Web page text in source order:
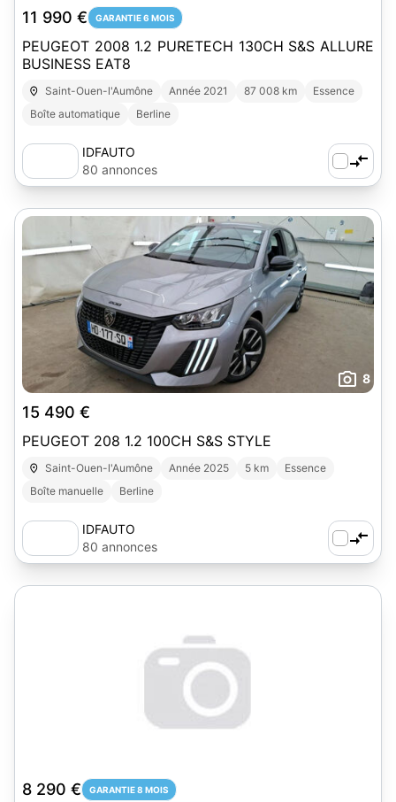
11 990 € GARANTIE 6 MOIS
PEUGEOT 2008 1.2 PURETECH 130CH S&S ALLURE
BUSINESS EAT8
Saint-Ouen-l'Aumône Année 2021 87 008 km
Essence
Boîte automatique
Berline
IDFAUTO
80 annonces
8
15 490 €
PEUGEOT 208 1.2 100CH S&S STYLE
Saint-Ouen-l'Aumône Année 2025 5 km
Essence
Boîte manuelle
Berline
IDFAUTO
80 annonces
8 290 € GARANTIE 8 MOIS